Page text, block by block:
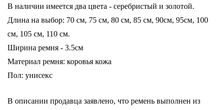
В наличии имеется два цвета - серебристый и золотой.
Длина на выбор: 70 см, 75 см, 80 см, 85 см, 90см, 95см, 100
см, 105 см, 110 см.
Ширина ремня - 3.5см
Материал ремня: коровья кожа
Пол: унисекс
В описании продавца заявлено, что ремень выполнен из